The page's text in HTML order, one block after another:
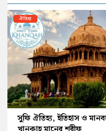
ঐতিহ্য
সুফি ঐতিহ্য, ইতিহাস ও